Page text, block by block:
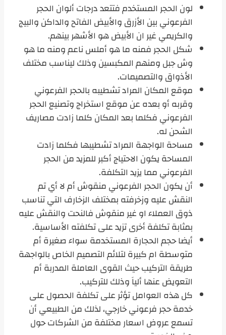
لون الحجر المستخدم فتتعد درجات ألوان الحجر
الفرعوني بين الأزرق والأبيض الفاتح والداكن والبيج
والكريمي غير ان الأبيض هو الأشهر بينهم.
شكل الحجر فمنه ما هو أملس ناعم ومنه ما هو
وش جبل ومنهم المكبسين وذلك ليناسب مختلف
الأذواق والتصميمات.
موقع المكان المراد تشطيبه بالحجر الفرعوني
وقربه أو بعده عن موقع استخراج وتصنيع الحجر
الفرعوني فكلما بعد المكان كلما زادت مصاريف
الشحن له.
مساحة الواجهة المراد تشطيبها فكلما زادت
المساحة يكون الاحتياج أكبر للمزيد من الحجر
الفرعوني مما يزيد التكلفة.
أن يكون الحجر الفرعوني منقوش أم لا أي تم
النقش عليه وزخرفته بمختلف الزخارف التي تناسب
ذوق العملاء او غير منقوش فالنحت والنقش عليه
بمثابة تكلفة أخرى تزيد على تكلفته الأساسية.
أيضا حجم الحجارة المستخدمة سواء صغيرة أم
متوسطة ام كبيرة لتلائم التصميم الخاص بالواجهة
طريقة التركيب حيث القوى العاملة المدربة أم
التعويض عنها ألياَ وذلك للتركيب.
كل هذه العوامل تؤثر على تكلفة الحصول على
خدمة حجر فرعوني خارجي، لذلك من الطبيعي أن
تسمع عروض اسعار مختلفة من الشركات حول